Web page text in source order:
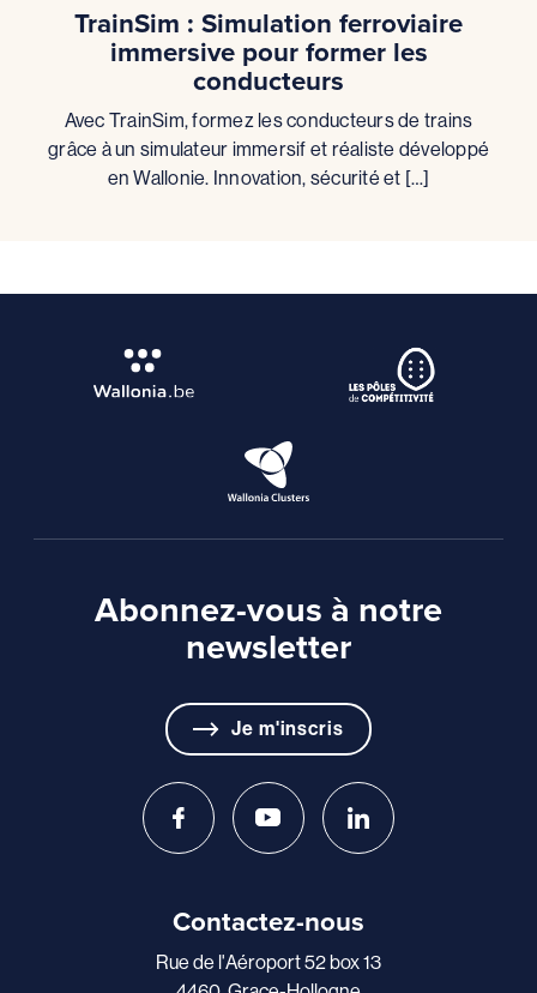
TrainSim : Simulation ferroviaire
immersive pour former les
conducteurs
Avec TrainSim, formez les conducteurs de trains
grâce à un simulateur immersif et réaliste développé
en Wallonie. Innovation, sécurité et […]
Abonnez-vous à notre
newsletter
Je m'inscris
Contactez-nous
Rue de l'Aéroport 52 box 13